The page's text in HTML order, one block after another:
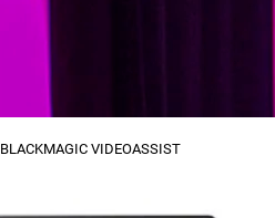
BLACKMAGIC VIDEOASSIST